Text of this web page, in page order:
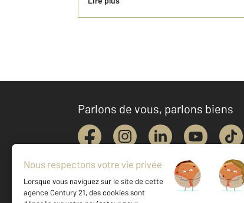
Parlons de vous, parlons biens